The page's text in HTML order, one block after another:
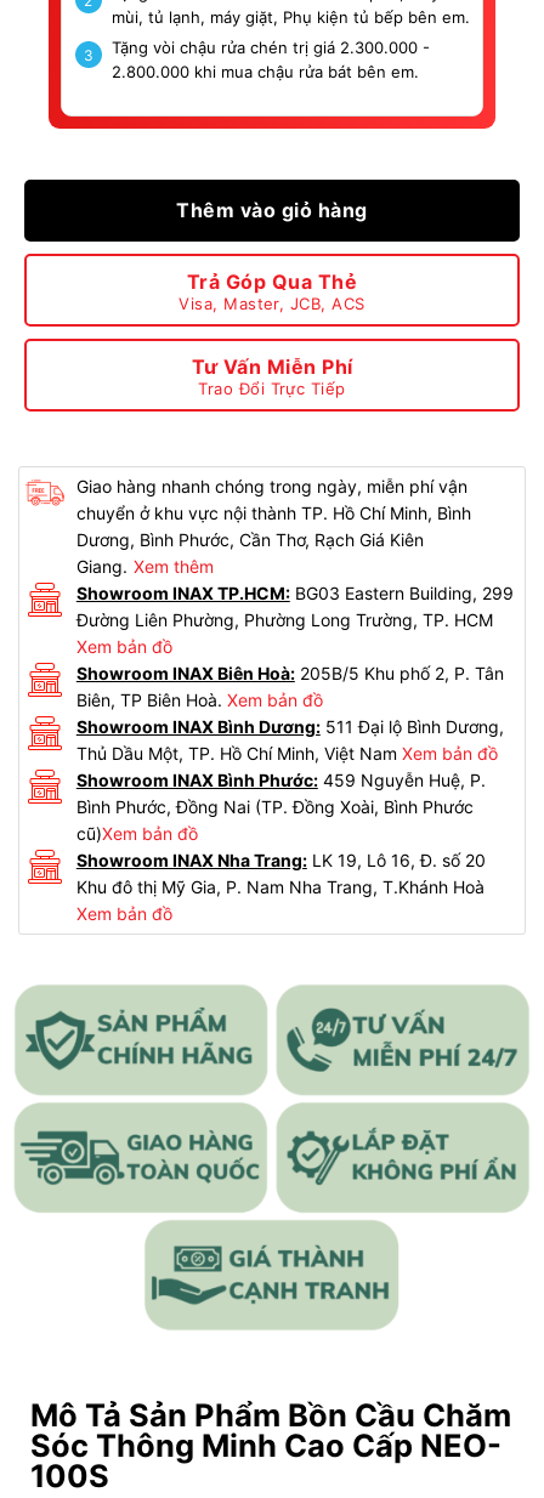
mùi, tủ lạnh, máy giặt, Phụ kiện tủ bếp bên em.
3
Tặng vòi chậu rửa chén trị giá 2.300.000 -
2.800.000 khi mua chậu rửa bát bên em.
Thêm vào giỏ hàng
Trả Góp Qua Thẻ
Visa, Master, JCB, ACS
Tư Vấn Miễn Phí
Trao Đổi Trực Tiếp
Giao hàng nhanh chóng trong ngày, miễn phí vận
chuyển ở khu vực nội thành TP. Hồ Chí Minh, Bình
Dương, Bình Phước, Cần Thơ, Rạch Giá Kiên
Giang. Xem thêm
Showroom INAX TP.HCM:BG03 Eastern Building, 299
Đường Liên Phường, Phường Long Trường, TP. HCM
Xem bản đồ
Showroom INAX Biên Hoà:205B/5 Khu phố 2, P. Tân
Biên, TP Biên Hoà. Xem bản đồ
Showroom INAX Bình Dương:511 Đại lộ Bình Dương,
Thủ Dầu Một, TP. Hồ Chí Minh, Việt Nam Xem bản đồ
Showroom INAX Bình Phước:459 Nguyễn Huệ, P.
Bình Phước, Đồng Nai (TP. Đồng Xoài, Bình Phước
cũ)Xem bản đồ
Showroom INAX Nha Trang:LK 19, Lô 16, Đ. số 20
Khu đô thị Mỹ Gia, P. Nam Nha Trang, T.Khánh Hoà
Xem bản đồ
Mô Tả Sản Phẩm Bồn Cầu Chăm
Sóc Thông Minh Cao Cấp NEO-
100S